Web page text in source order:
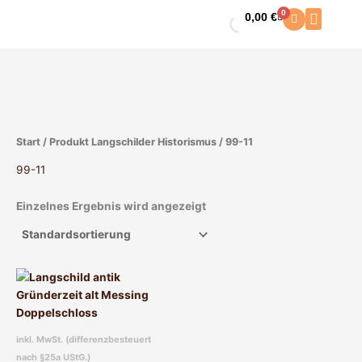
0,00€ 0
Warenkorb
Start / Produkt Langschilder Historismus / 99-11
99-11
Einzelnes Ergebnis wird angezeigt
inkl. MwSt. (differenzbesteuert
nach §25a UStG.)
Dieses
Produkt
weist
Varianten